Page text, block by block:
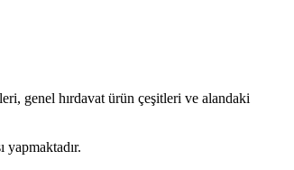
genel hırdavat ürün çeşitleri ve alandaki
yapmaktadır.